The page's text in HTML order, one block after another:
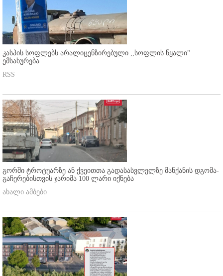
კასპის სოფლებს არალიცენზირებული ,,სოფლის წყალი"
ემსახურება
RSS
გორში ტროტუარზე ან ქვეითთა გადასასვლელზე მანქანის დგომა-
გაჩერებისთვის ჯარიმა 100 ლარი იქნება
ახალი ამბები